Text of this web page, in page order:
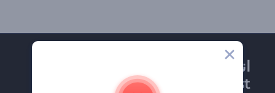
انضم إلى نشرة
Renderforest الإخبارية